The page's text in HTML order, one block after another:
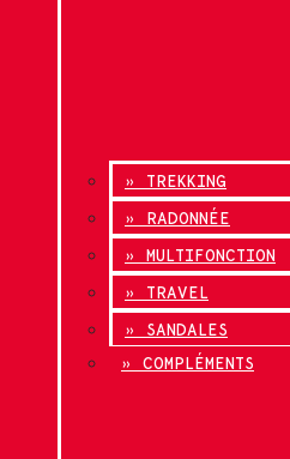
» TREKKING
» RADONNÉE
» MULTIFONCTION
» TRAVEL
» SANDALES
» COMPLÉMENTS